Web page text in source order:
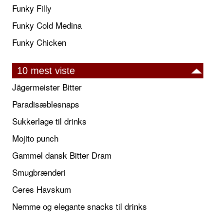
Funky Filly
Funky Cold Medina
Funky Chicken
10 mest viste
Jägermeister Bitter
Paradisæblesnaps
Sukkerlage til drinks
Mojito punch
Gammel dansk Bitter Dram
Smugbrænderi
Ceres Havskum
Nemme og elegante snacks til drinks